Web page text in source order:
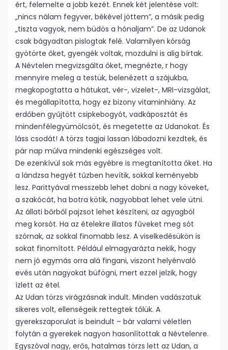
ért, felemelte a jobb kezét. Ennek két jelentése volt:
„nincs nálam fegyver, békével jöttem”, a másik pedig
„tiszta vagyok, nem büdös a hónaljam”. De az Udanok
csak bágyadtan pislogtak felé. Valamilyen kórság
gyötörte őket, gyengék voltak, mozdulni is alig bírtak.
A Névtelen megvizsgálta őket, megnézte, r hogy
mennyire meleg a testük, belenézett a szájukba,
megkopogtatta a hátukat, vér-, vizelet-, MRI-vizsgálat,
és megállapította, hogy ez bizony vitaminhiány. Az
erdőben gyűjtött csipkebogyót, vadkáposztát és
mindenfélegyümölcsöt, és megetette az Udanokat. És
láss csodát! A törzs tagjai lassan lábadozni kezdtek, és
pár nap múlva mindenki egészséges volt.
De ezenkívül sok más egyébre is megtanította őket. Ha
a lándzsa hegyét tűzben hevítik, sokkal keményebb
lesz. Parittyával messzebb lehet dobni a nagy köveket,
a szakócát, ha botra kötik, nagyobbat lehet vele ütni.
Az állati bőrből pajzsot lehet készíteni, az agyagból
meg korsót. Ha az ételekre illatos fűveket meg sót
szórnak, az sokkal finomabb lesz. A viselkedésükön is
sokat finomított. Például elmagyarázta nekik, hogy
nem jó egymás orra alá fingani, viszont helyénvaló
evés után nagyokat büfögni, mert ezzel jelzik, hogy
ízlett az étel.
Az Udan törzs virágzásnak indult. Minden vadászatuk
sikeres volt, ellenségeik rettegtek tőlük. A
gyerekszaporulat is beindult – bár valami véletlen
folytán a gyerekek nagyon hasonlítottak a Névtelenre.
Egyszóval nagy, erős, hatalmas törzs lett az Udan, a